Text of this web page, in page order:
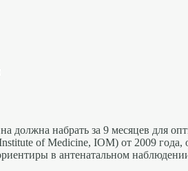
набрать за 9 месяцев для
of Medicine, IOM) от 2009 года,
в антенатальном